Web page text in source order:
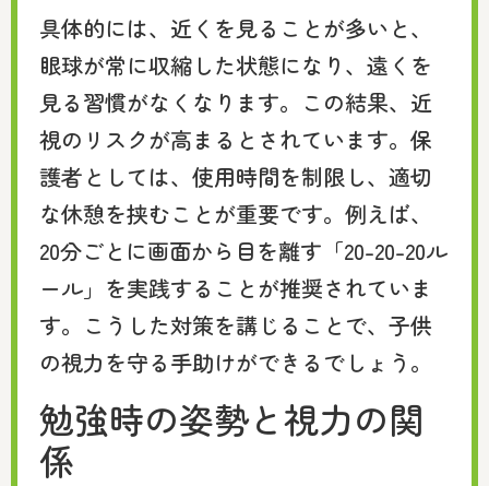
具体的には、近くを見ることが多いと、
眼球が常に収縮した状態になり、遠くを
見る習慣がなくなります。この結果、近
視のリスクが高まるとされています。保
護者としては、使用時間を制限し、適切
な休憩を挟むことが重要です。例えば、
20分ごとに画面から目を離す「20-20-20ル
ール」を実践することが推奨されていま
す。こうした対策を講じることで、子供
の視力を守る手助けができるでしょう。
勉強時の姿勢と視力の関
係